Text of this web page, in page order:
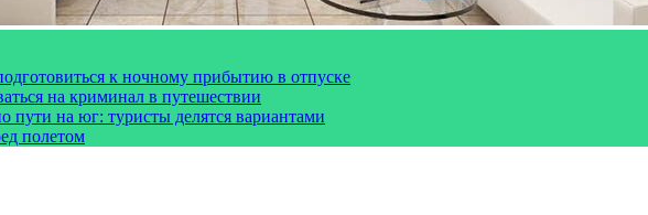
к ночному прибытию в отпуске
на криминал в путешествии
на юг: туристы делятся вариантами
полетом